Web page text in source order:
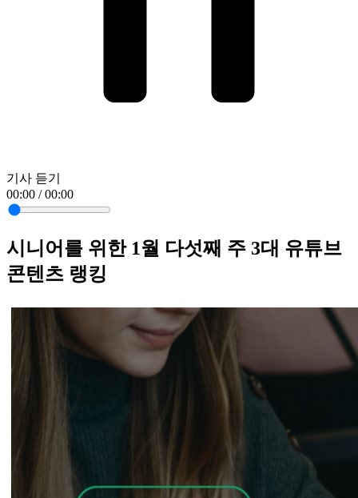
기사 듣기
00:00 / 00:00
시니어를 위한 1월 다섯째 주 3대 유튜브
콘텐츠 랭킹